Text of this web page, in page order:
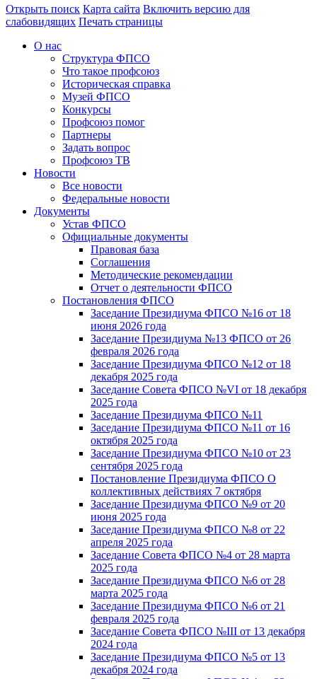
Открыть поиск Карта сайта Включить версию для
слабовидящих Печать страницы
О нас
Структура ФПСО
Что такое профсоюз
Историческая справка
Музей ФПСО
Конкурсы
Профсоюз помог
Партнеры
Задать вопрос
Профсоюз ТВ
Новости
Все новости
Федеральные новости
Документы
Устав ФПСО
Официальные документы
Правовая база
Соглашения
Методические рекомендации
Отчет о деятельности ФПСО
Постановления ФПСО
Заседание Президиума ФПСО №16 от 18
июня 2026 года
Заседание Президиума №13 ФПСО от 26
февраля 2026 года
Заседание Президиума ФПСО №12 от 18
декабря 2025 года
Заседание Совета ФПСО №VI от 18 декабря
2025 года
Заседание Президиума ФПСО №11
Заседание Президиума ФПСО №11 от 16
октября 2025 года
Заседание Президиума ФПСО №10 от 23
сентября 2025 года
Постановление Президиума ФПСО О
коллективных действиях 7 октября
Заседание Президиума ФПСО №9 от 20
июня 2025 года
Заседание Президиума ФПСО №8 от 22
апреля 2025 года
Заседание Совета ФПСО №4 от 28 марта
2025 года
Заседание Президиума ФПСО №6 от 28
марта 2025 года
Заседание Президиума ФПСО №6 от 21
февраля 2025 года
Заседание Совета ФПСО №III от 13 декабря
2024 года
Заседание Президиума ФПСО №5 от 13
декабря 2024 года